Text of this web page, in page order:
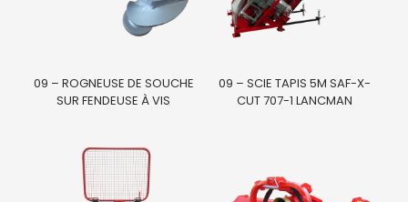
09 – ROGNEUSE DE SOUCHE
SUR FENDEUSE À VIS
09 – SCIE TAPIS 5M SAF-X-
CUT 707-1 LANCMAN